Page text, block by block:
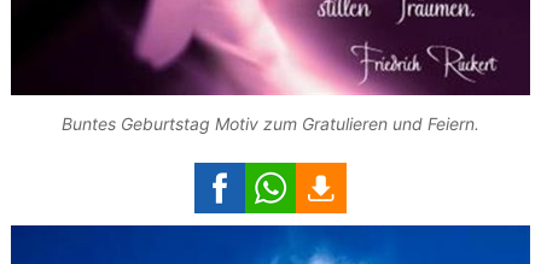
Buntes Geburtstag Motiv zum Gratulieren und Feiern.